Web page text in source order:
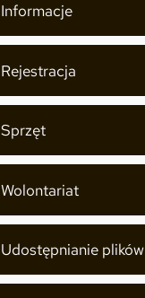
Informacje
Rejestracja
Sprzęt
Wolontariat
Udostępnianie plików